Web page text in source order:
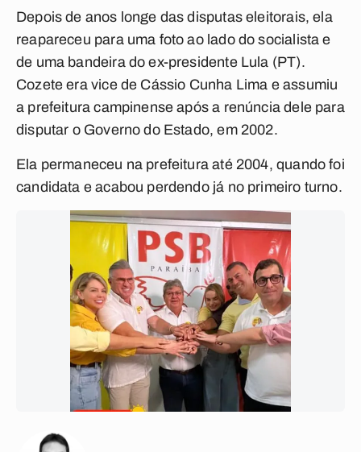
Depois de anos longe das disputas eleitorais, ela
reapareceu para uma foto ao lado do socialista e
de uma bandeira do ex-presidente Lula (PT).
Cozete era vice de Cássio Cunha Lima e assumiu
a prefeitura campinense após a renúncia dele para
disputar o Governo do Estado, em 2002.
Ela permaneceu na prefeitura até 2004, quando foi
candidata e acabou perdendo já no primeiro turno.